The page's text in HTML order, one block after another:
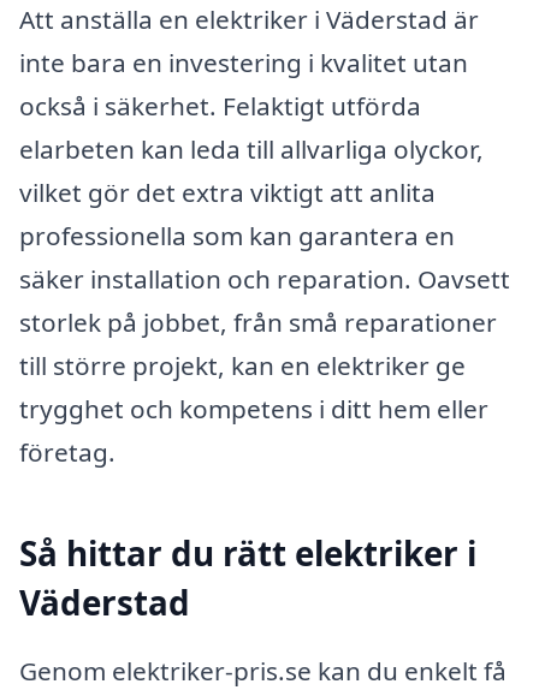
Att anställa en elektriker i Väderstad är
inte bara en investering i kvalitet utan
också i säkerhet. Felaktigt utförda
elarbeten kan leda till allvarliga olyckor,
vilket gör det extra viktigt att anlita
professionella som kan garantera en
säker installation och reparation. Oavsett
storlek på jobbet, från små reparationer
till större projekt, kan en elektriker ge
trygghet och kompetens i ditt hem eller
företag.
Så hittar du rätt elektriker i
Väderstad
Genom elektriker-pris.se kan du enkelt få